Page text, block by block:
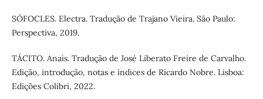
SÓFOCLES. Electra. Tradução de Trajano Vieira. São Paulo:
Perspectiva, 2019.
TÁCITO. Anais. Tradução de José Liberato Freire de Carvalho.
Edição, introdução, notas e índices de Ricardo Nobre. Lisboa:
Edições Colibri, 2022.